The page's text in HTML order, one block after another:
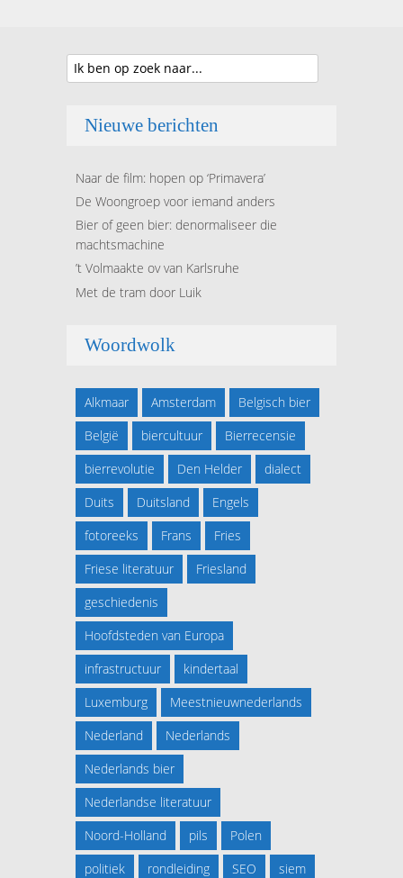
Nieuwe berichten
Naar de film: hopen op ‘Primavera’
De Woongroep voor iemand anders
Bier of geen bier: denormaliseer die
machtsmachine
’t Volmaakte ov van Karlsruhe
Met de tram door Luik
Woordwolk
Alkmaar Amsterdam
Belgisch bier
België
biercultuur
Bierrecensie
bierrevolutie
Den Helder
dialect
Duits
Duitsland
Engels
fotoreeks
Frans
Fries
Friese literatuur
Friesland
geschiedenis
Hoofdsteden van Europa
infrastructuur
kindertaal
Luxemburg
Meestnieuwnederlands
Nederland
Nederlands
Nederlands bier
Nederlandse literatuur
Noord-Holland
pils
Polen
politiek
rondleiding SEO
siem